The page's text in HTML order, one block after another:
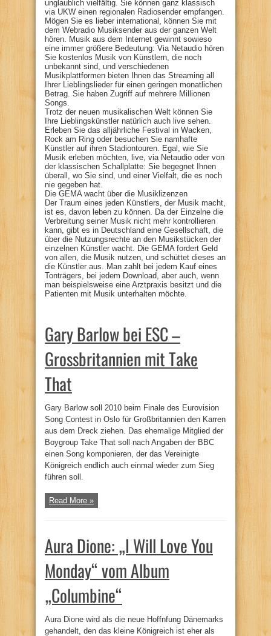
unglaublich vielfältig. Sie können ganz klassisch
via UKW einen regionalen Radiosender empfangen.
Mögen Sie es lieber international, können Sie mit
dem Webradio Musiksender aus der ganzen Welt
hören. Musik aus dem Internet gewinnt sowieso
eine immer größere Bedeutung: Via Netaudio hören
Sie kostenlos Musik von Künstlern, die noch
unbekannt sind, und verschiedenen
Musikplattformen bieten Ihnen das Streaming all
Ihrer Lieblingslieder für einen geringen monatlichen
Betrag. Sie haben Zugriff auf mehrere Millionen
Songs.
Trotz der neuen musikalischen Welt können Sie
Ihre Lieblingskünstler natürlich auch live sehen.
Erleben Sie das alljährliche Festival in Wacken,
Rock am Ring oder besuchen Sie namhafte
Künstler auf ihren Stadiontouren. Egal, wie Sie
Musik erleben möchten, live, via Netaudio oder von
der klassischen Schallplatte: Sie begegnet Ihnen
überall, wo Sie sind, und einer Vielfalt, die es noch
nie gegeben hat.
Die GEMA wacht über die Musiklizenzen
Der Traum eines jeden Künstlers, der Musik macht,
ist es, davon leben zu können. Da der Einzelne die
Verbreitung seiner Musik nicht mehr kontrollieren
kann, gibt es in Deutschland eine Gesellschaft, die
über die Nutzungsrechte an den Musikstücken der
einzelnen Künstler wacht. Die GEMA fordert Geld
von allen, die Musik nutzen, und schüttet dieses an
die Künstler aus. Man zahlt bei jedem Kauf eines
Tonträgers, bei jedem Download, aber auch, wenn
man beispielsweise eine Arztpraxis besitzt und die
Patienten mit Musik unterhalten möchte.
Gary Barlow bei ESC –
Grossbritannien mit Take
That
Gary Barlow soll 2010 beim Finale des Eurovision
Song Contest in Oslo für Großbritannien den Karren
aus dem Dreck ziehen. Das ehemalige Mitglied der
Boygroup Take That soll nach Angaben der BBC
einen Song komponieren, der das Vereinigte
Königreich endlich auch einmal wieder zum Sieg
führen soll.
Read More »
Aura Dione: „I Will Love You
Monday“ vom Album
„Columbine“
Aura Dione wird als die neue Hoffnfung Dänemarks
gehandelt, den das kleine Königreich ist eher als